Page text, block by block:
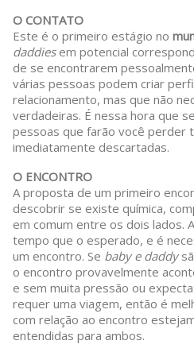
O CONTATO
Este é o primeiro estágio no
daddiesem potencial
de se encontrarem
várias pessoas podem criar
relacionamento, mas que não
verdadeiras. É nessa hora que
pessoas que farão você perder
imediatamente descartadas.
O ENCONTRO
A proposta de um primeiro
descobrir se existe química,
em comum entre os dois lados.
tempo que o esperado, e é
um encontro. Se baby e daddy
o encontro provavelmente
e sem muita pressão ou
requer uma viagem, então é
com relação ao encontro
entendidas para ambos.